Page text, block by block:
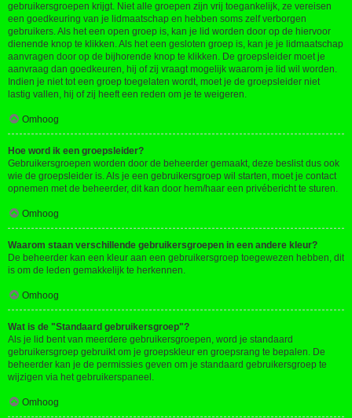
gebruikersgroepen krijgt. Niet alle groepen zijn vrij toegankelijk, ze vereisen
een goedkeuring van je lidmaatschap en hebben soms zelf verborgen
gebruikers. Als het een open groep is, kan je lid worden door op de hiervoor
dienende knop te klikken. Als het een gesloten groep is, kan je je lidmaatschap
aanvragen door op de bijhorende knop te klikken. De groepsleider moet je
aanvraag dan goedkeuren, hij of zij vraagt mogelijk waarom je lid wil worden.
Indien je niet tot een groep toegelaten wordt, moet je de groepsleider niet
lastig vallen, hij of zij heeft een reden om je te weigeren.
Omhoog
Hoe word ik een groepsleider?
Gebruikersgroepen worden door de beheerder gemaakt, deze beslist dus ook
wie de groepsleider is. Als je een gebruikersgroep wil starten, moet je contact
opnemen met de beheerder, dit kan door hem/haar een privébericht te sturen.
Omhoog
Waarom staan verschillende gebruikersgroepen in een andere kleur?
De beheerder kan een kleur aan een gebruikersgroep toegewezen hebben, dit
is om de leden gemakkelijk te herkennen.
Omhoog
Wat is de "Standaard gebruikersgroep"?
Als je lid bent van meerdere gebruikersgroepen, word je standaard
gebruikersgroep gebruikt om je groepskleur en groepsrang te bepalen. De
beheerder kan je de permissies geven om je standaard gebruikersgroep te
wijzigen via het gebruikerspaneel.
Omhoog